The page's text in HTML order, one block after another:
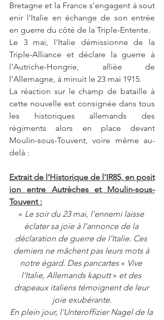
Bretagne et la France s'engagent à sout
enir l'Italie en échange de son entrée
en guerre du côté de la Triple-Entente.
Le 3 mai, l'Italie démissionne de la
Triple-Alliance et déclare la guerre à
l'Autriche-Hongrie, alliée de
l’Allemagne, à minuit le 23 mai 1915.
La réaction sur le champ de bataille à
cette nouvelle est consignée dans tous
les historiques allemands des
régiments alors en place devant
Moulin-sous-Touvent, voire même au-
delà :
Extrait de l’Historique de l’IR85, en posit
ion entre Autrèches et Moulin-sous-
Touvent :
« Le soir du 23 mai, l'ennemi laisse
éclater sa joie à l’annonce de la
déclaration de guerre de l'Italie. Ces
derniers ne mâchent pas leurs mots à
notre égard. Des pancartes « Vive
l'Italie, Allemands kaputt » et des
drapeaux italiens témoignent de leur
joie exubérante.
En plein jour, l'Unteroffizier Nagel de la